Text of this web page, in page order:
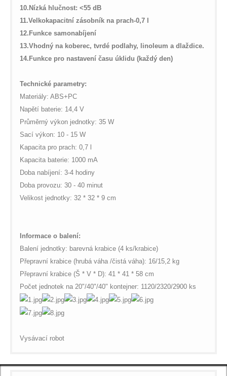
10. Nízká hlučnost: <55 dB
11.Velkokapacitní zásobník na prach-0,7 l
12. Funkce samonabíjení
13.Vhodný na koberec, tvrdé podlahy, linoleum a dlaždice.
14. Funkce pro nastavení času úklidu (každý den)
Technické parametry:
Materiály: ABS+PC
Napětí baterie: 14,4 V
Průměrný výkon jednotky: 35 W
Sací výkon: 10 - 15 W
Kapacita pro prach: 0,7 l
Kapacita baterie: 1000 mA
Doba nabíjení: 3-4 hodiny
Doba provozu: 30 - 40 minut
Velikost jednotky: 32 * 32 * 9 cm
Informace o balení:
Balení jednotky: barevná krabice (4 ks/krabice)
Přepravní krabice (hrubá váha /čistá váha): 16/15,2 kg
Přepravní krabice (Š * V * D): 41 * 41 * 58 cm
Počet jednotek na 20"/40"/40" kontejner: 1120/2320/2900 ks
Vysávací robot